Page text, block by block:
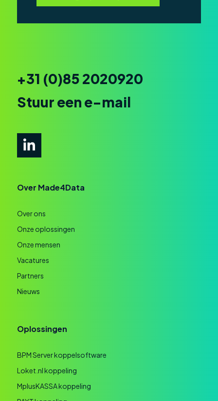
+31 (0)85 2020920
Stuur een e-mail
Over Made4Data
Over ons
Onze oplossingen
Onze mensen
Vacatures
Partners
Nieuws
Oplossingen
BPM Server koppelsoftware
Loket.nl koppeling
MplusKASSA koppeling